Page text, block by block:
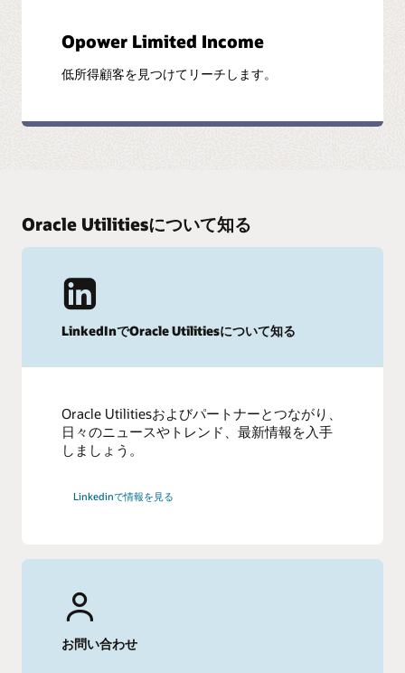
Opower Limited Income
低所得顧客を見つけてリーチします。
Oracle Utilitiesについて知る
LinkedInでOracle Utilitiesについて知る
Oracle Utilitiesおよびパートナーとつながり、
日々のニュースやトレンド、最新情報を入手
しましょう。
Linkedinで情報を見る
お問い合わせ